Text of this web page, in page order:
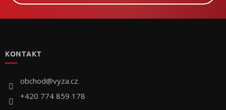
KONTAKT
obchod@vyza.cz
+420 774 859 178